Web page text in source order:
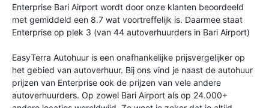
Enterprise Bari Airport wordt door onze klanten beoordeeld
met gemiddeld een 8.7 wat voortreffelijk is. Daarmee staat
Enterprise op plek 3 (van 44 autoverhuurders in Bari Airport)
EasyTerra Autohuur is een onafhankelijke prijsvergelijker op
het gebied van autoverhuur. Bij ons vind je naast de autohuur
prijzen van Enterprise ook de prijzen van vele andere
autoverhuurders. Op zowel Bari Airport als op 24.000+